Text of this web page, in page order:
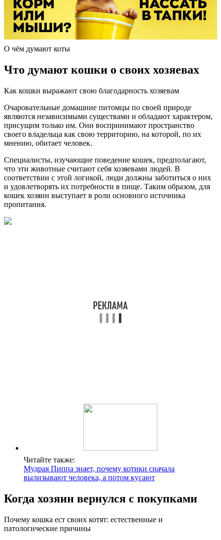
О чём думают коты
Что думают кошки о своих хозяевах
Как кошки выражают свою благодарность хозяевам
Очаровательные домашние питомцы по своей природе
являются независимыми существами и обладают характером,
присущим только им. Они воспринимают пространство
своего владельца как свою территорию, на которой, по их
мнению, обитает человек.
Специалисты, изучающие поведение кошек, предполагают,
что эти животные считают себя хозяевами людей. В
соответствии с этой логикой, люди должны заботиться о них
и удовлетворять их потребности в пище. Таким образом, для
кошек хозяин выступает в роли основного источника
пропитания.
Читайте также:
Мудрая Пиппа знает, почему котики сначала
вылизывают человека, а потом кусают
Когда хозяин вернулся с покупками
Почему кошка ест своих котят: естественные и
патологические причины